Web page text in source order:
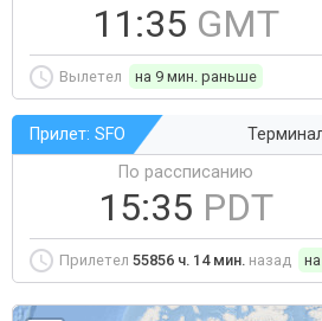
11:35 GMT
Вылетел на 9 мин. раньше
Прилет: SFO
По рассписанию
15:35 PDT
Прилетел 55856 ч. 14 мин. назад